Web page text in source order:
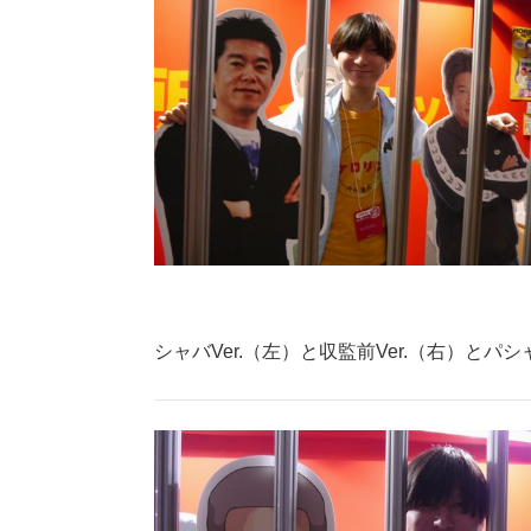
シャバVer.（左）と収監前Ver.（右）とパシ